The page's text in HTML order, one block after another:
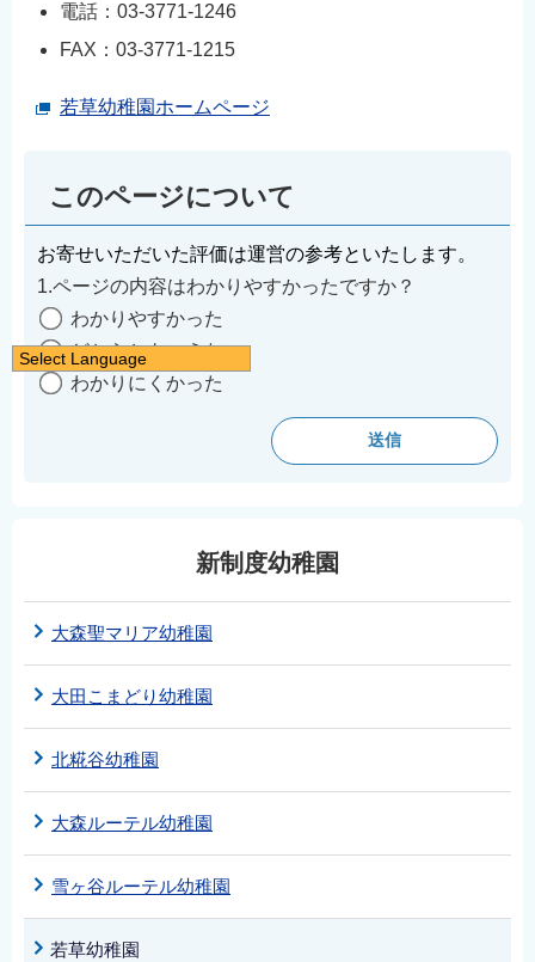
電話：03-3771-1246
FAX：03-3771-1215
若草幼稚園ホームページ
このページについて
お寄せいただいた評価は運営の参考といたします。
1.ページの内容はわかりやすかったですか？
わかりやすかった
どちらともいえない
わかりにくかった
新制度幼稚園
大森聖マリア幼稚園
大田こまどり幼稚園
北糀谷幼稚園
大森ルーテル幼稚園
雪ヶ谷ルーテル幼稚園
若草幼稚園
Select Language
日本語